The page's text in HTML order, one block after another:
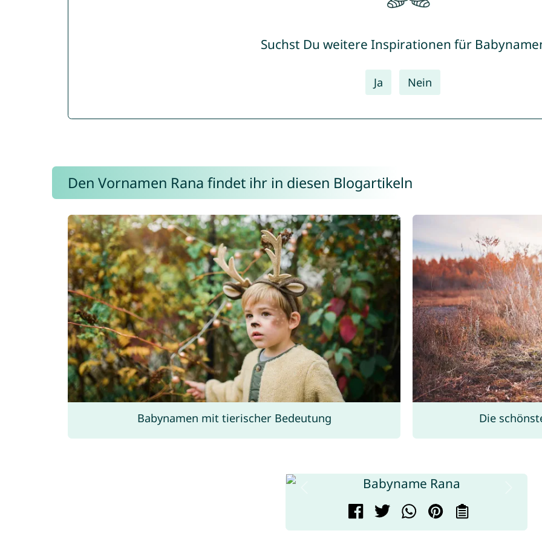
Suchst Du weitere Inspirationen für
Ja Nein
Den Vornamen Rana findet ihr in diesen Blogartikeln
Babynamen mit tierischer Bedeutung Die